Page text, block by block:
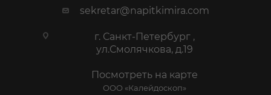
sekretar@napitkimira.com
г. Санкт-Петербург ,
ул.Смолячкова, д.19
Посмотреть на карте
ООО «Калейдоскоп»